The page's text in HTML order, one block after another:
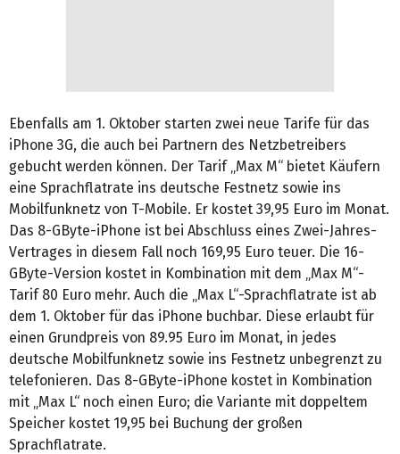
Ebenfalls am 1. Oktober starten zwei neue Tarife für das
iPhone 3G, die auch bei Partnern des Netzbetreibers
gebucht werden können. Der Tarif „Max M“ bietet Käufern
eine Sprachflatrate ins deutsche Festnetz sowie ins
Mobilfunknetz von T-Mobile. Er kostet 39,95 Euro im Monat.
Das 8-GByte-iPhone ist bei Abschluss eines Zwei-Jahres-
Vertrages in diesem Fall noch 169,95 Euro teuer. Die 16-
GByte-Version kostet in Kombination mit dem „Max M“-
Tarif 80 Euro mehr. Auch die „Max L“-Sprachflatrate ist ab
dem 1. Oktober für das iPhone buchbar. Diese erlaubt für
einen Grundpreis von 89.95 Euro im Monat, in jedes
deutsche Mobilfunknetz sowie ins Festnetz unbegrenzt zu
telefonieren. Das 8-GByte-iPhone kostet in Kombination
mit „Max L“ noch einen Euro; die Variante mit doppeltem
Speicher kostet 19,95 bei Buchung der großen
Sprachflatrate.